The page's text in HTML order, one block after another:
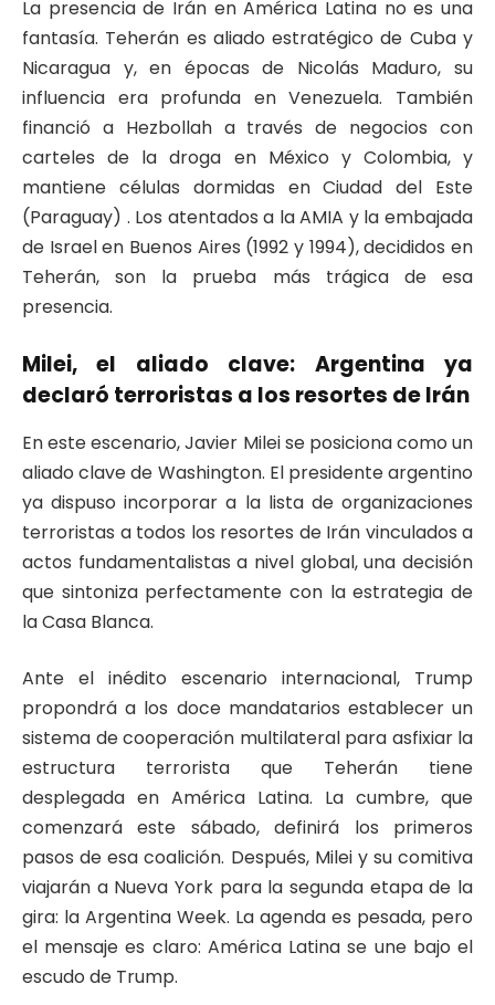
La presencia de Irán en América Latina no es una
fantasía. Teherán es aliado estratégico de Cuba y
Nicaragua y, en épocas de Nicolás Maduro, su
influencia era profunda en Venezuela. También
financió a Hezbollah a través de negocios con
carteles de la droga en México y Colombia, y
mantiene células dormidas en Ciudad del Este
(Paraguay) . Los atentados a la AMIA y la embajada
de Israel en Buenos Aires (1992 y 1994), decididos en
Teherán, son la prueba más trágica de esa
presencia.
Milei, el aliado clave: Argentina ya
declaró terroristas a los resortes de Irán
En este escenario, Javier Milei se posiciona como un
aliado clave de Washington. El presidente argentino
ya dispuso incorporar a la lista de organizaciones
terroristas a todos los resortes de Irán vinculados a
actos fundamentalistas a nivel global, una decisión
que sintoniza perfectamente con la estrategia de
la Casa Blanca.
Ante el inédito escenario internacional, Trump
propondrá a los doce mandatarios establecer un
sistema de cooperación multilateral para asfixiar la
estructura terrorista que Teherán tiene
desplegada en América Latina. La cumbre, que
comenzará este sábado, definirá los primeros
pasos de esa coalición. Después, Milei y su comitiva
viajarán a Nueva York para la segunda etapa de la
gira: la Argentina Week. La agenda es pesada, pero
el mensaje es claro: América Latina se une bajo el
escudo de Trump.